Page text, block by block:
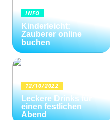
INFO
Kinderleicht:
Zauberer online
buchen
12/10/2022
Leckere Drinks für
einen festlichen
Abend